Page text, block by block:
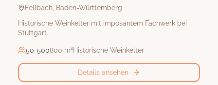
Fellbach Baden-Württemberg
Historische Weinkelter mit imposantem Fachwerk bei
Stuttgart.
50-500800 m²Historische Weinkelter
Details ansehen